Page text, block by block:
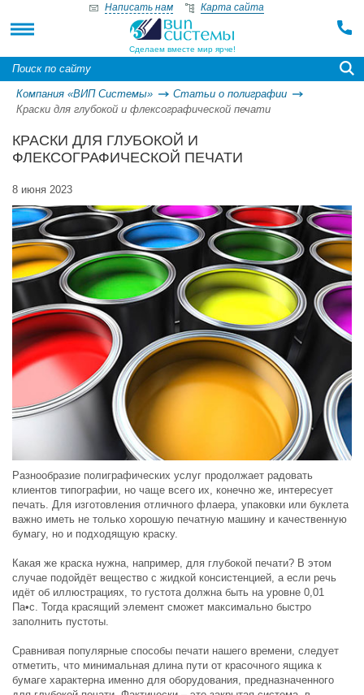
Сделаем вместе мир ярче!
Написать нам Карта сайта
Компания «ВИП Системы»
Статьи о полиграфии
Краски для глубокой и флексографической печати
КРАСКИ ДЛЯ ГЛУБОКОЙ И
ФЛЕКСОГРАФИЧЕСКОЙ ПЕЧАТИ
8 июня 2023
Разнообразие полиграфических услуг продолжает радовать
клиентов типографии, но чаще всего их, конечно же, интересует
печать. Для изготовления отличного флаера, упаковки или буклета
важно иметь не только хорошую печатную машину и качественную
бумагу, но и подходящую краску.
Какая же краска нужна, например, для глубокой печати? В этом
случае подойдёт вещество с жидкой консистенцией, а если речь
идёт об иллюстрациях, то густота должна быть на уровне 0,01
Па•с. Тогда красящий элемент сможет максимально быстро
заполнить пустоты.
Сравнивая популярные способы печати нашего времени, следует
отметить, что минимальная длина пути от красочного ящика к
бумаге характерна именно для оборудования, предназначенного